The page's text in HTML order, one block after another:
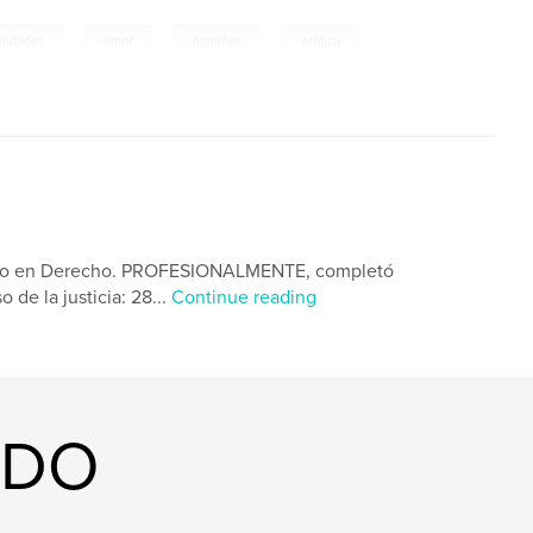
en Derecho. PROFESIONALMENTE, completó
de la justicia: 28... Continue reading